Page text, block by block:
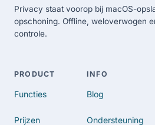
Privacy staat voorop bij macOS-
opschoning. Offline, weloverwogen
controle.
PRODUCT
Functies
Prijzen
INFO
Blog
Ondersteuning